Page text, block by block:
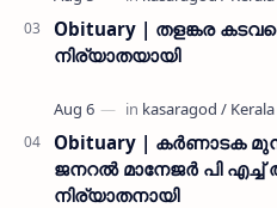
Obituary | തളങ്കര
നിര്യാതയായി
Obituary | കർണാടക
ജനറൽ മാനേജർ പി എച്ച്
നിര്യാതനായി